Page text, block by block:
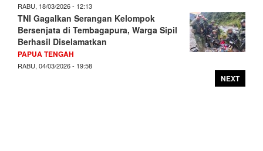
RABU, 18/03/2026 - 12:13
TNI Gagalkan Serangan Kelompok
Bersenjata di Tembagapura, Warga Sipil
Berhasil Diselamatkan
PAPUA TENGAH
RABU, 04/03/2026 - 19:58
NEXT